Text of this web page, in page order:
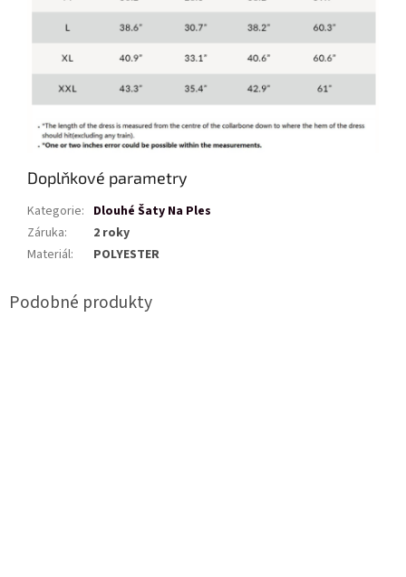
Doplňkové parametry
Kategorie: Dlouhé Šaty Na Ples
Záruka:
2 roky
Materiál: POLYESTER